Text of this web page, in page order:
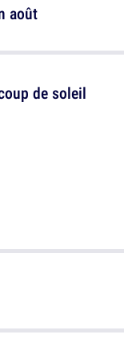
août
de soleil